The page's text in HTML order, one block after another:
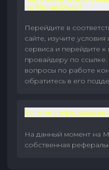
на MoneySwap?
Перейдите в
сайте, изучите
сервиса и перейдите
провайдеру по ссылке.
вопросы по работе
обратитесь в его
Есть ли
На данный момент на
собственная